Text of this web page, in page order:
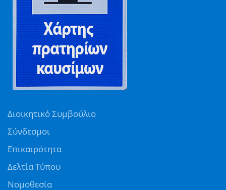
Διοικητικό Συμβούλιο
Σύνδεσμοι
Επικαιρότητα
Δελτία Τύπου
Νομοθεσία